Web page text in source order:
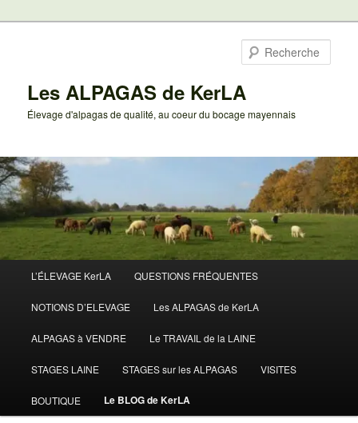
Les ALPAGAS de KerLA
Élevage d'alpagas de qualité, au coeur du bocage mayennais
principal
L’ÉLEVAGE KerLA QUESTIONS FRÉQUENTES
NOTIONS D’ELEVAGE Les ALPAGAS de KerLA
ALPAGAS à VENDRE Le TRAVAIL de la LAINE
STAGES LAINE STAGES sur les ALPAGAS VISITES
BOUTIQUE Le BLOG de KerLA